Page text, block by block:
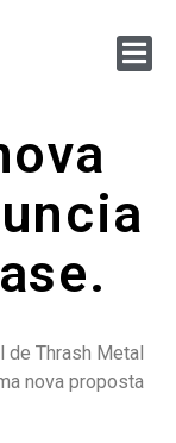
de Thrash Metal
nova proposta